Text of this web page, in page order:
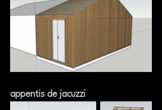
appentis de jacuzzi